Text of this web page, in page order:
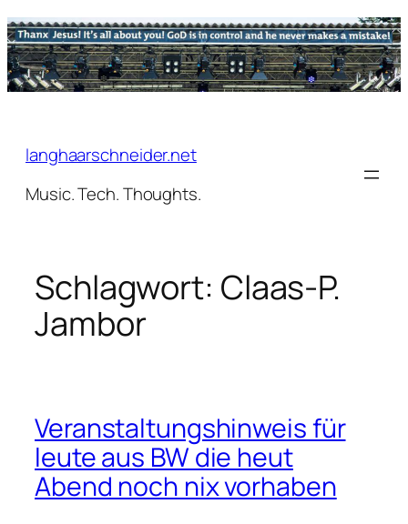
Zum
Inhalt
springen
langhaarschneider.net
Music. Tech. Thoughts.
Schlagwort: Claas-P.
Jambor
Veranstaltungshinweis für
leute aus BW die heut
Abend noch nix vorhaben